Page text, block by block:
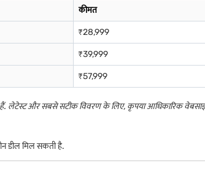
कीमत
₹28,999
₹39,999
₹57,999
लेटेस्ट और सबसे सटीक विवरण के लिए, कृपया आधिकारिक
डील मिल सकती है.